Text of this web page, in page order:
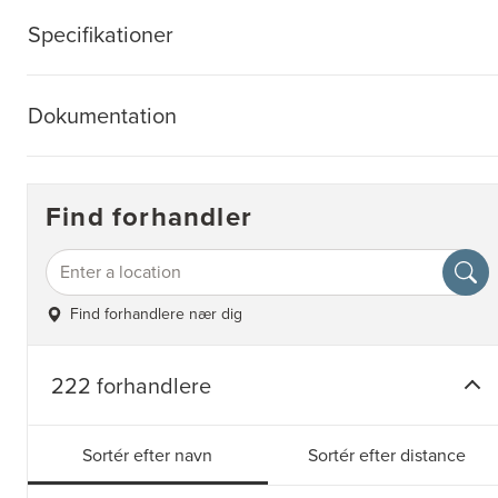
Specifikationer
Dokumentation
Find forhandler
Find forhandlere nær dig
222 forhandlere
Sortér efter navn Sortér efter distance